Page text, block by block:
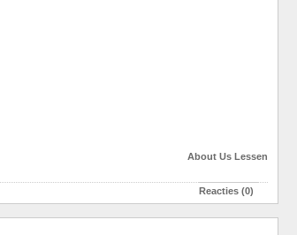
About Us Lessen
Reacties (0)